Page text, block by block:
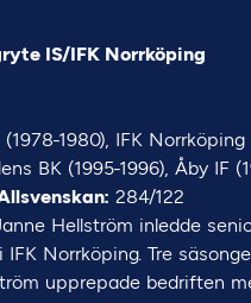
IS/IFK Norrköping
(1978-1980), IFK
BK (1995-1996), Åby IF
284/122
Hellström inledde
Norrköping. Tre
upprepade bedriften